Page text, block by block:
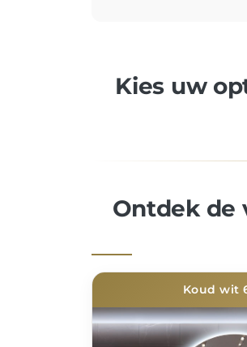
Kies uw
Ontdek de
Koud wit